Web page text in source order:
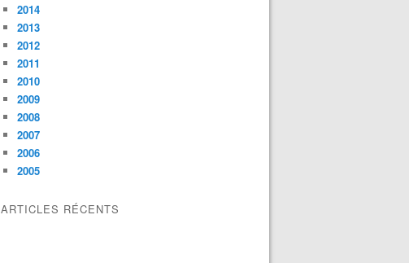
2014
2013
2012
2011
2010
2009
2008
2007
2006
2005
ARTICLES RÉCENTS